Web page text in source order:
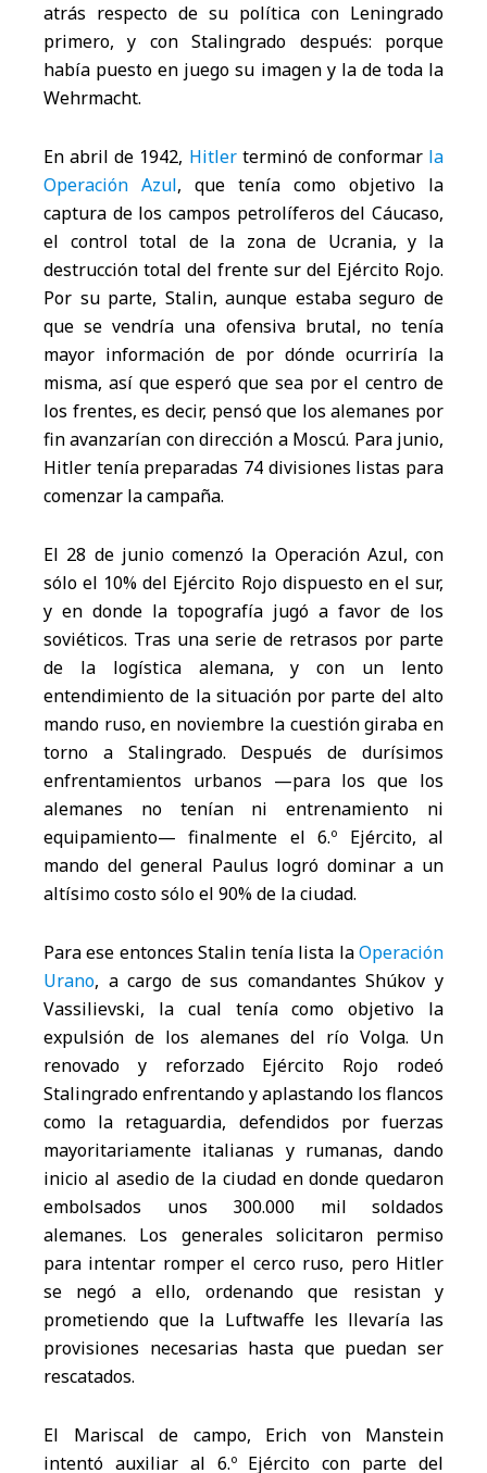
atrás respecto de su política con Leningrado
primero, y con Stalingrado después: porque
había puesto en juego su imagen y la de toda la
Wehrmacht.
En abril de 1942, Hitlerterminó de conformar la
Operación Azul, que tenía como objetivo la
captura de los campos petrolíferos del Cáucaso,
el control total de la zona de Ucrania, y la
destrucción total del frente sur del Ejército Rojo.
Por su parte, Stalin, aunque estaba seguro de
que se vendría una ofensiva brutal, no tenía
mayor información de por dónde ocurriría la
misma, así que esperó que sea por el centro de
los frentes, es decir, pensó que los alemanes por
fin avanzarían con dirección a Moscú. Para junio,
Hitler tenía preparadas 74 divisiones listas para
comenzar la campaña.
El 28 de junio comenzó la Operación Azul, con
sólo el 10% del Ejército Rojo dispuesto en el sur,
y en donde la topografía jugó a favor de los
soviéticos. Tras una serie de retrasos por parte
de la logística alemana, y con un lento
entendimiento de la situación por parte del alto
mando ruso, en noviembre la cuestión giraba en
torno a Stalingrado. Después de durísimos
enfrentamientos urbanos —para los que los
alemanes no tenían ni entrenamiento ni
equipamiento— finalmente el 6.º Ejército, al
mando del general Paulus logró dominar a un
altísimo costo sólo el 90% de la ciudad.
Para ese entonces Stalin tenía lista laOperación
Urano, a cargo de sus comandantes Shúkov y
Vassilievski, la cual tenía como objetivo la
expulsión de los alemanes del río Volga. Un
renovado y reforzado Ejército Rojo rodeó
Stalingrado enfrentando y aplastando los flancos
como la retaguardia, defendidos por fuerzas
mayoritariamente italianas y rumanas, dando
inicio al asedio de la ciudad en donde quedaron
embolsados unos 300.000 mil soldados
alemanes. Los generales solicitaron permiso
para intentar romper el cerco ruso, pero Hitler
se negó a ello, ordenando que resistan y
prometiendo que la Luftwaffe les llevaría las
provisiones necesarias hasta que puedan ser
rescatados.
El Mariscal de campo, Erich von Manstein
intentó auxiliar al 6.º Ejército con parte del